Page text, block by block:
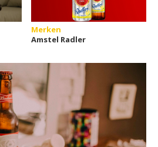
Merken
Amstel Radler